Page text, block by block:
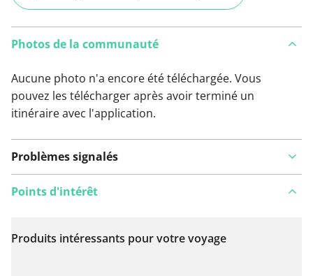
Photos de la communauté
Aucune photo n'a encore été téléchargée. Vous
pouvez les télécharger après avoir terminé un
itinéraire avec l'application.
Problèmes signalés
Voir sur la carte
Points d'intérêt
Produits intéressants pour votre voyage